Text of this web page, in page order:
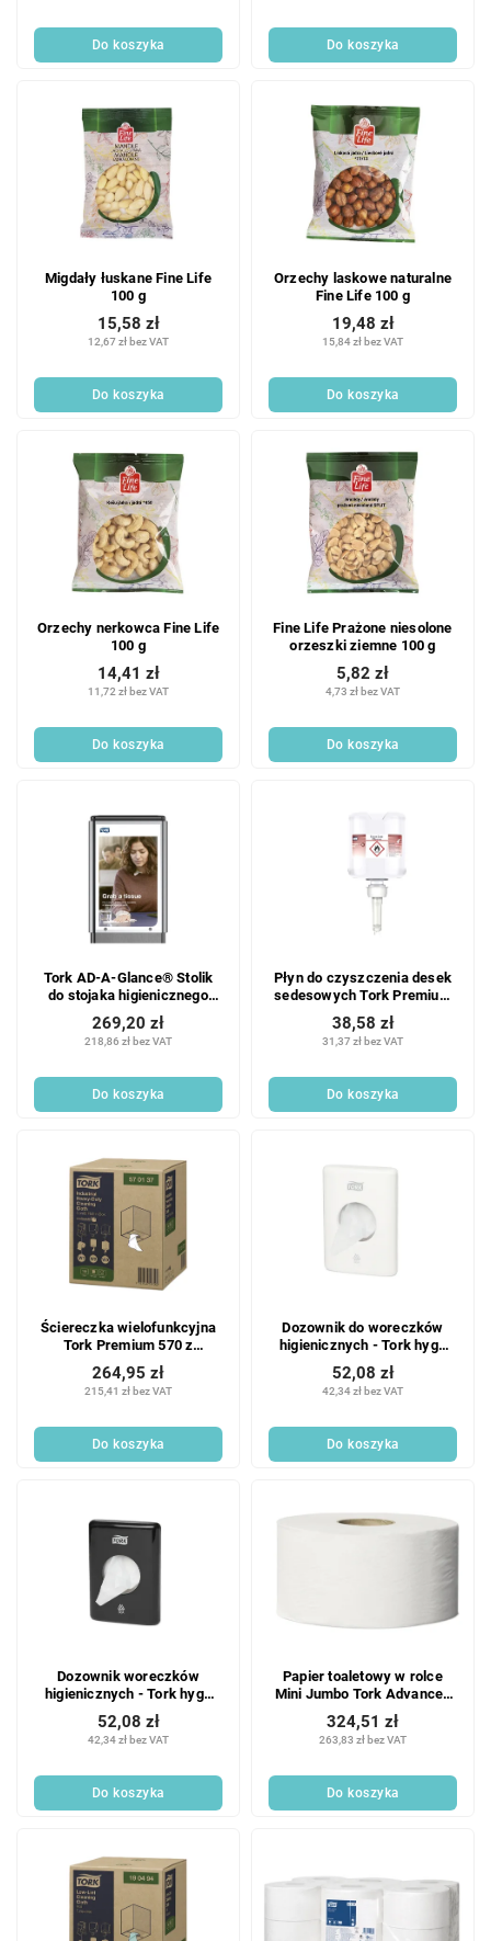
Do koszyka Do koszyka
Migdały łuskane Fine Life
100 g
12,67 zł bez VAT
15,58 zł
Do koszyka
Orzechy laskowe naturalne
Fine Life 100 g
15,84 zł bez VAT
19,48 zł
Do koszyka
Orzechy nerkowca Fine Life
100 g
11,72 zł bez VAT
14,41 zł
Do koszyka
Fine Life Prażone niesolone
orzeszki ziemne 100 g
4,73 zł bez VAT
5,82 zł
Do koszyka
Tork AD-A-Glance® Stolik
do stojaka higienicznego
511055 - 1 szt.
218,86 zł bez VAT
269,20 zł
Do koszyka
Płyn do czyszczenia desek
sedesowych Tork Premium
475 ml S2 - 1 szt.
31,37 zł bez VAT
38,58 zł
Do koszyka
Ściereczka wielofunkcyjna
Tork Premium 570 z
włókniny - mała rolka 1 szt.
215,41 zł bez VAT
264,95 zł
Do koszyka
Dozownik do woreczków
higienicznych - Tork hygo
kaseta biała B5
42,34 zł bez VAT
52,08 zł
Do koszyka
Dozownik woreczków
higienicznych - Tork hygo
kaseta czarna B5
42,34 zł bez VAT
52,08 zł
Do koszyka
Papier toaletowy w rolce
Mini Jumbo Tork Advanced
1-warstwowy T2 - 12 szt.
263,83 zł bez VAT
324,51 zł
Do koszyka